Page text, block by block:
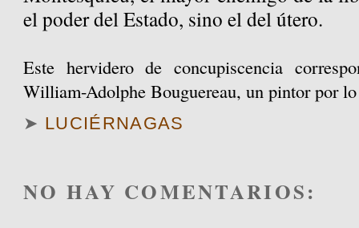
el poder del Estado, sino el del útero.
Este hervidero de concupiscencia
William-Adolphe Bouguereau, un pintor por
➤ LUCIÉRNAGAS
NO HAY COMENTARIOS: